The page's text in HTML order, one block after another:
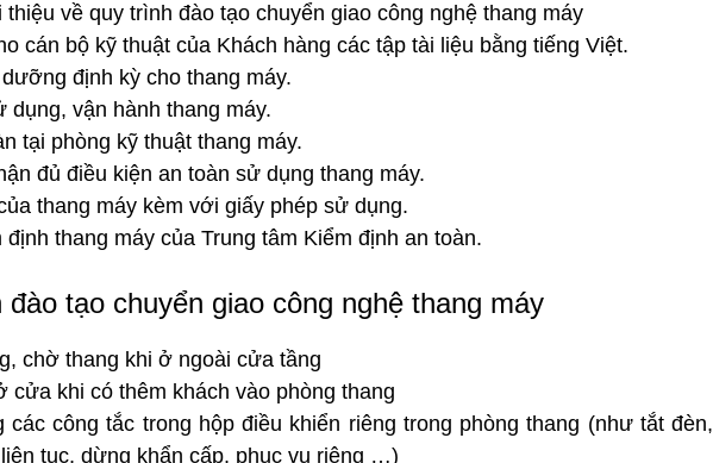
thiệu về quy trình đào tạo chuyển giao công nghệ thang máy
cán bộ kỹ thuật của Khách hàng các tập tài liệu bằng tiếng Việt.
định kỳ cho thang máy.
dụng, vận hành thang máy.
tại phòng kỹ thuật thang máy.
đủ điều kiện an toàn sử dụng thang máy.
thang máy kèm với giấy phép sử dụng.
định thang máy của Trung tâm Kiểm định an toàn.
tạo chuyển giao công nghệ thang máy
chờ thang khi ở ngoài cửa tầng
cửa khi có thêm khách vào phòng thang
các công tắc trong hộp điều khiển riêng trong phòng thang (như tắt đèn,
tục, dừng khẩn cấp, phục vụ riêng …)